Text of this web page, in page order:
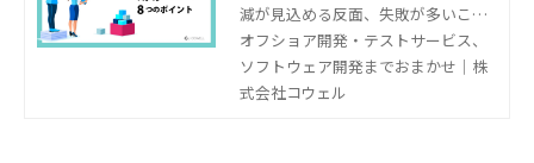
減が見込める反面、失敗が多いこと
でも知られています。初めてオフシ
ョア開発を取り入れようと考えてい
る企業ほど、思った通りの結果を得
オフショア開発・テストサービス、
ソフトウェア開発までおまかせ｜株
式会社コウェル